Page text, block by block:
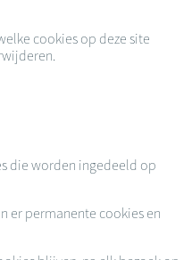
cookies op deze site
die worden ingedeeld op
er permanente cookies en